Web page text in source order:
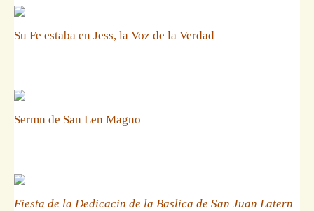
Su Fe estaba en Jess, la Voz de la Verdad
Sermn de San Len Magno
Fiesta de la Dedicacin de la Baslica de San Juan Latern